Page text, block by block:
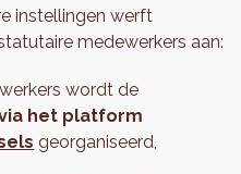
instellingen werft
medewerkers aan:
wordt de
het platform
georganiseerd,